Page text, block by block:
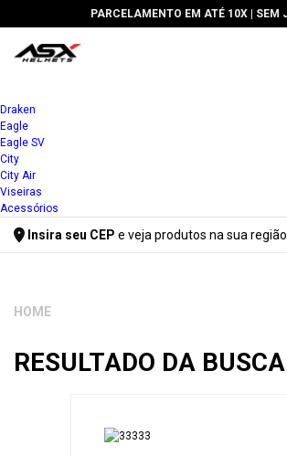
PARCELAMENTO EM ATÉ 10X |SEM JUROS
Draken
Eagle
Eagle SV
City
City Air
Viseiras
Acessórios
Insira seu CEP e veja produtos na sua região
RESULTADO DA BUSCA